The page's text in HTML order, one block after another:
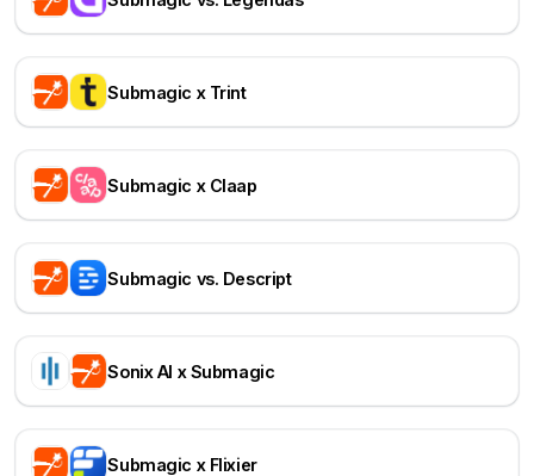
Submagic x Trint
Submagic x Claap
Submagic vs. Descript
Sonix AI x Submagic
Submagic x Flixier